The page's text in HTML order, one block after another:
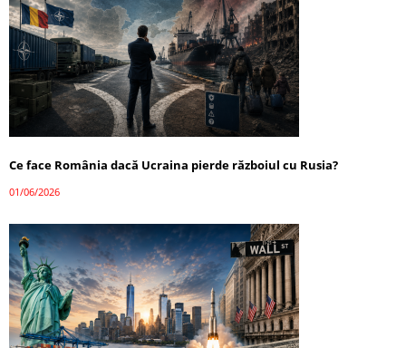
Ce face România dacă Ucraina pierde războiul cu Rusia?
01/06/2026